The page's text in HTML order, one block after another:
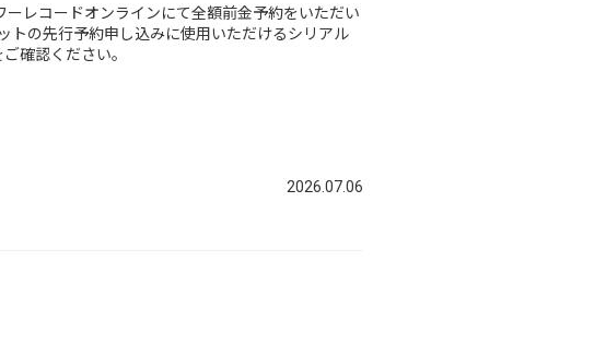
ーレコードオンラインにて全額前金予約をいただい
トの先行予約申し込みに使用いただけるシリアル
確認ください。
2026.07.06